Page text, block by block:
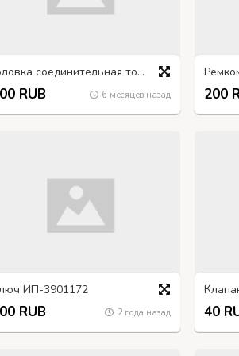
Головка соединительная тормозной системы прицепа (старого образца, металлическая)
RUB 6 месяцев назад 200
ИП-3901172
RUB 2 года назад 40